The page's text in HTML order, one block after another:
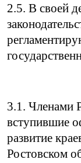
2.5. В своей
3.1. Членами
вступившие
развитие
Ростовском